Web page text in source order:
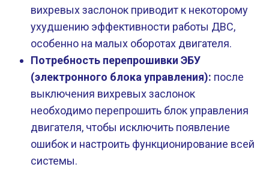
вихревых заслонок приводит к некоторому
ухудшению эффективности работы ДВС,
особенно на малых оборотах двигателя.
Потребность перепрошивки ЭБУ
(электронного блока управления): после
выключения вихревых заслонок
необходимо перепрошить блок управления
двигателя, чтобы исключить появление
ошибок и настроить функционирование всей
системы.